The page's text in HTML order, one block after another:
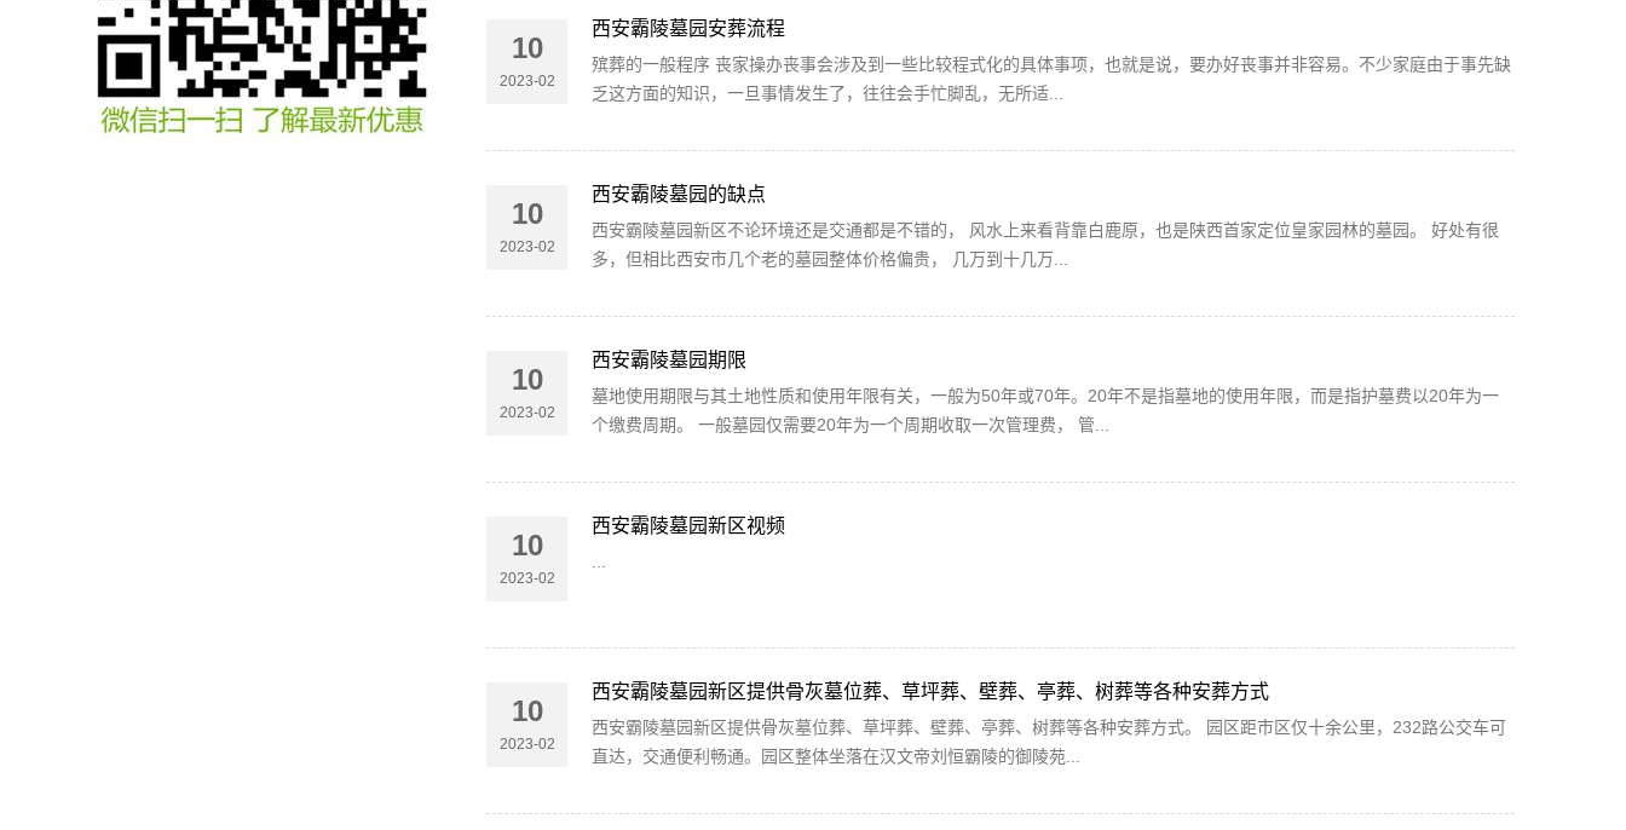
10
2023-02
西安霸陵墓园安葬流程
殡葬的一般程序 丧家操办丧事会涉及到一些比较程式化的具体事项，也就是说，要办好丧事并非容易。不少家庭由于事先缺
乏这方面的知识，一旦事情发生了，往往会手忙脚乱，无所适...
10
2023-02
西安霸陵墓园的缺点
西安霸陵墓园新区不论环境还是交通都是不错的， 风水上来看背靠白鹿原，也是陕西首家定位皇家园林的墓园。 好处有很
多，但相比西安市几个老的墓园整体价格偏贵， 几万到十几万...
10
2023-02
西安霸陵墓园期限
墓地使用期限与其土地性质和使用年限有关，一般为50年或70年。20年不是指墓地的使用年限，而是指护墓费以20年为一
个缴费周期。 一般墓园仅需要20年为一个周期收取一次管理费， 管...
10
2023-02
西安霸陵墓园新区视频
...
10
2023-02
西安霸陵墓园新区提供骨灰墓位葬、草坪葬、壁葬、亭葬、树葬等各种安葬方式
西安霸陵墓园新区提供骨灰墓位葬、草坪葬、壁葬、亭葬、树葬等各种安葬方式。 园区距市区仅十余公里，232路公交车可
直达，交通便利畅通。园区整体坐落在汉文帝刘恒霸陵的御陵苑...